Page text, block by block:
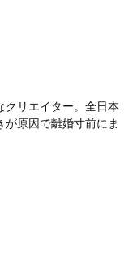
リエイター。全日本
原因で離婚寸前にま